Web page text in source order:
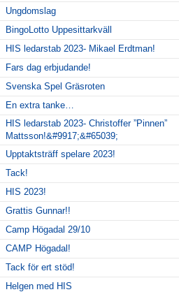
Ungdomslag
BingoLotto Uppesittarkväll
HIS ledarstab 2023- Mikael Erdtman!
Fars dag erbjudande!
Svenska Spel Gräsroten
En extra tanke…
HIS ledarstab 2023- Christoffer ”Pinnen”
Mattsson!&#9917;&#65039;
Upptaktsträff spelare 2023!
Tack!
HIS 2023!
Grattis Gunnar!!
Camp Högadal 29/10
CAMP Högadal!
Tack för ert stöd!
Helgen med HIS